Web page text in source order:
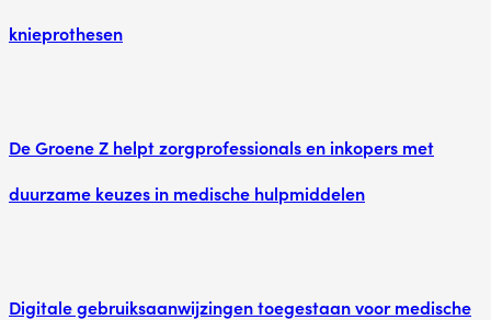
knieprothesen
De Groene Z helpt zorgprofessionals en inkopers met
duurzame keuzes in medische hulpmiddelen
Digitale gebruiksaanwijzingen toegestaan voor medische